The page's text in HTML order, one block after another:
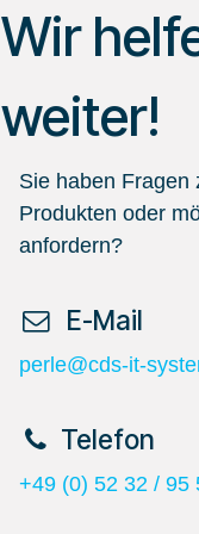
Wir
weiter!
Sie haben Fragen
Produkten oder
anfordern?
​ E-Mail
perle@cds-it-
​Telefon
+49 (0) 52 32 / 95